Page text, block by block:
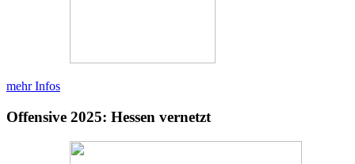
mehr Infos
Offensive 2025: Hessen vernetzt